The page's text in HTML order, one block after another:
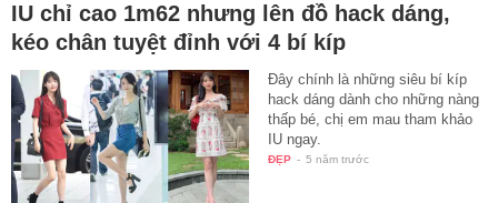
IU chỉ cao 1m62 nhưng lên đồ hack dáng,
kéo chân tuyệt đỉnh với 4 bí kíp
Đây chính là những siêu bí kíp
hack dáng dành cho những nàng
thấp bé, chị em mau tham khảo
IU ngay.
ĐẸP - 5 năm trước